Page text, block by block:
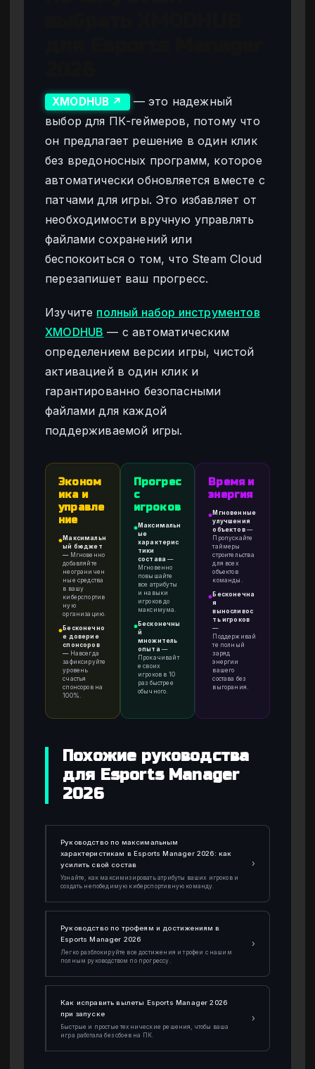
XMODHUB ↗
— это надежный
выбор для ПК-геймеров, потому что
он предлагает решение в один клик
без вредоносных программ, которое
автоматически обновляется вместе с
патчами для игры. Это избавляет от
необходимости вручную управлять
файлами сохранений или
беспокоиться о том, что Steam Cloud
перезапишет ваш прогресс.
Изучите полный набор инструментов
XMODHUB — с автоматическим
определением версии игры, чистой
активацией в один клик и
гарантированно безопасными
файлами для каждой
поддерживаемой игры.
Эконом
ика и
управле
ние
● Максимальн
ый бюджет
— Мгновенно
добавляйте
неограничен
ные средства
в вашу
киберспортив
ную
организацию.
● Бесконечно
е доверие
спонсоров
— Навсегда
зафиксируйте
уровень
счастья
спонсоров на
100%.
Прогрес
с
игроков
●Максимальн
ые
характерис
тики
состава —
Мгновенно
повышайте
все атрибуты
и навыки
игроков до
максимума.
●Бесконечны
й
множитель
опыта —
Прокачивайт
е своих
игроков в 10
раз быстрее
обычного.
Время и
энергия
●Мгновенные
улучшения
объектов—
Пропускайте
таймеры
строительства
для всех
объектов
команды.
●Бесконечна
я
выносливос
ть игроков
—
Поддерживай
те полный
заряд
энергии
вашего
состава без
выгорания.
Похожие руководства
для Esports Manager
2026
Руководство по максимальным
характеристикам в Esports Manager 2026: как
усилить свой состав
Узнайте, как максимизировать атрибуты ваших игроков и
создать непобедимую киберспортивную команду.
›
Руководство по трофеям и достижениям в
Esports Manager 2026
Легко разблокируйте все достижения и трофеи с нашим
полным руководством по прогрессу.
›
Как исправить вылеты Esports Manager 2026
при запуске
Быстрые и простые технические решения, чтобы ваша
игра работала без сбоев на ПК.
›